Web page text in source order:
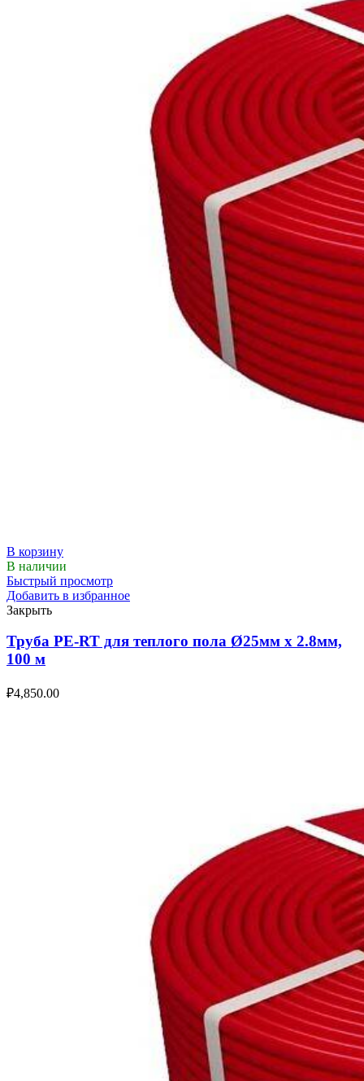
В корзину
В наличии
Быстрый просмотр
Добавить в избранное
Закрыть
Труба PE-RT для теплого пола Ø25мм х 2.8мм,
100 м
₽4,850.00